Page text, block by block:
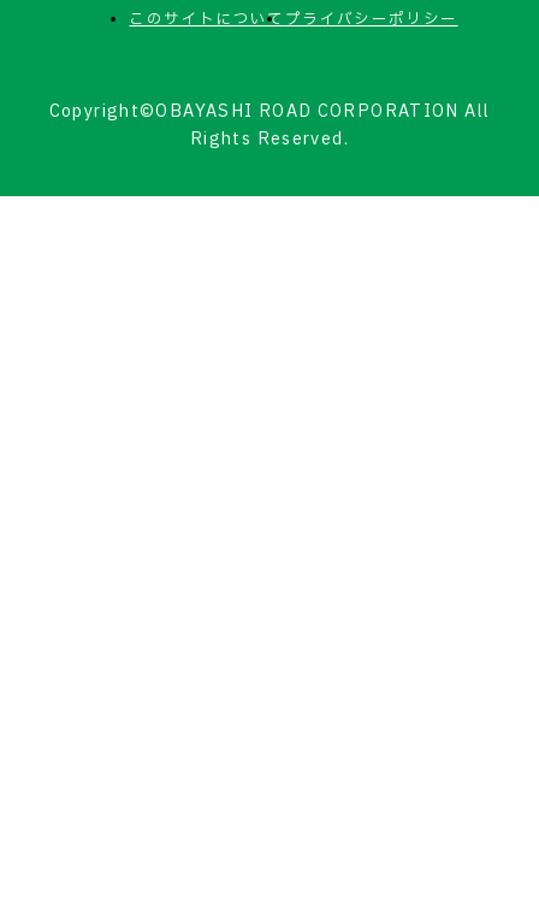
このサイトについてプライバシーポリシー
Copyright©OBAYASHI ROAD CORPORATION All
Rights Reserved.